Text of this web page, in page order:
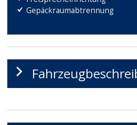
Gepäckraumabtrennung